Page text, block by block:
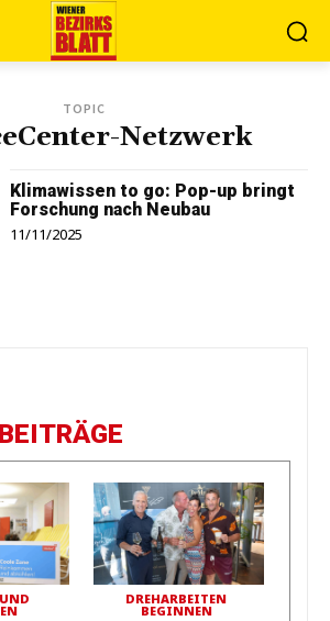
TOPIC
Netzwerk
Klimawissen to go: Pop-up bringt
Forschung nach Neubau
11/11/2025
DREHARBEITEN
BEGINNEN